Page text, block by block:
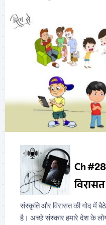
संस्कृति और विरासत की गोद में
है। अच्छे संस्कार हमारे देश के